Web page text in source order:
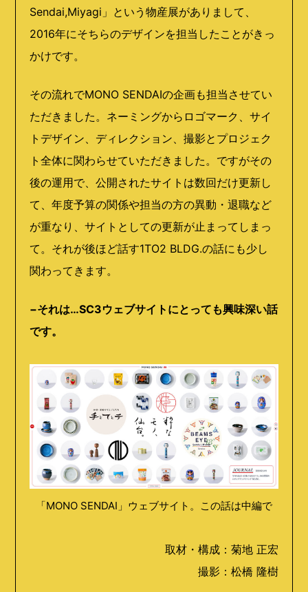
Sendai,Miyagi」という物産展がありまして、
2016年にそちらのデザインを担当したことがきっ
かけです。
その流れでMONO SENDAIの企画も担当させてい
ただきました。ネーミングからロゴマーク、サイ
トデザイン、ディレクション、撮影とプロジェク
ト全体に関わらせていただきました。ですがその
後の運用で、公開されたサイトは数回だけ更新し
て、年度予算の関係や担当の方の異動・退職など
が重なり、サイトとしての更新が止まってしまっ
て。それが後ほど話す1TO2 BLDG.の話にも少し
関わってきます。
−それは…SC3ウェブサイトにとっても興味深い話
です。
「MONO SENDAI」ウェブサイト。この話は中編で
取材・構成：菊地 正宏
撮影：松橋 隆樹